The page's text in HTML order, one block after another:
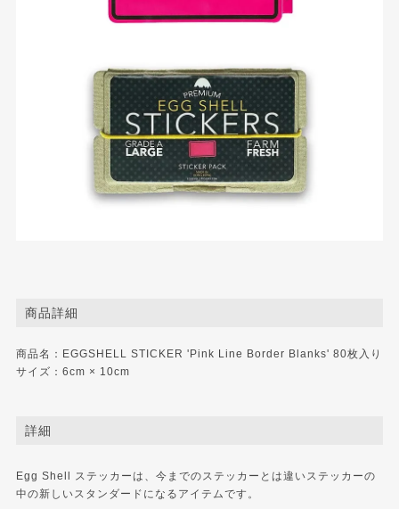
商品詳細
商品名：EGGSHELL STICKER 'Pink Line Border Blanks' 80枚入り
サイズ：6cm × 10cm
詳細
Egg Shell ステッカーは、今までのステッカーとは違いステッカーの
中の新しいスタンダードになるアイテムです。